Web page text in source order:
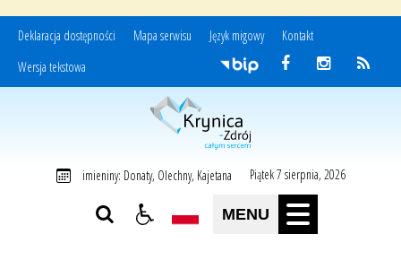
Deklaracja dostępności Mapa serwisu Język migowy
Kontakt
Wersja tekstowa
Miasto i Gmina Uzdrowiskowa Krynica-Zdrój
imieniny: Donaty, Olechny, Kajetana Piątek 7 sierpnia, 2026
MENU